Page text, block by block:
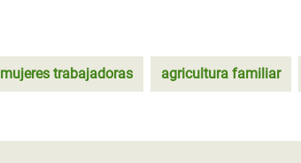
mujeres trabajadoras agricultura familiar